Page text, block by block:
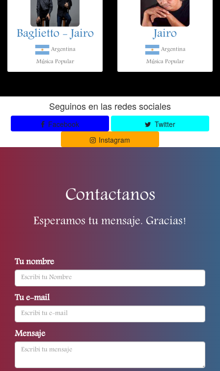
Baglietto - Jairo
Argentina
Música Popular
Jairo
Argentina
Música Popular
Seguinos en las redes sociales
Facebook
Twitter
Instagram
Contactanos
Esperamos tu mensaje. Gracias!
Tu nombre
Tu e-mail
Mensaje